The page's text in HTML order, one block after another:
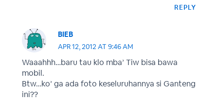
REPLY
BIEB
APR 12, 2012 AT 9:46 AM
Waaahhh…baru tau klo mba’ Tiw bisa bawa
mobil.
Btw…ko’ ga ada foto keseluruhannya si Ganteng
ini??